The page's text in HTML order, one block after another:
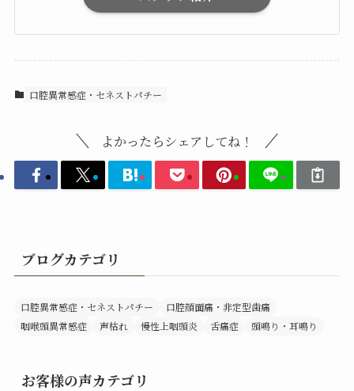
口腔異常感症・セネストパチー
よかったらシェアしてね！
ブログカテゴリ
口腔異常感症・セネストパチー
口腔顔面痛・非定型歯痛
咽喉頭異常感症
声枯れ 慢性上咽頭炎 舌痛症 頭鳴り・耳鳴り
お客様の声カテゴリ